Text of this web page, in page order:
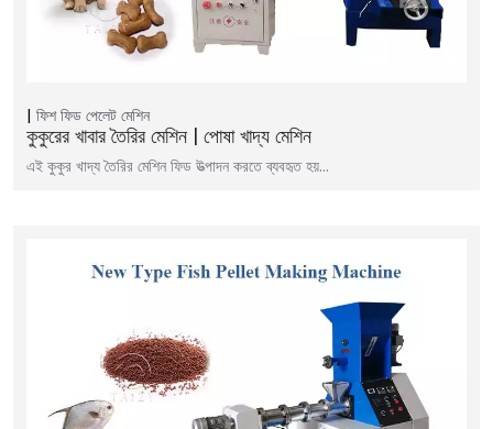
ফিশ ফিড পেলেট মেশিন
কুকুরের খাবার তৈরির মেশিন | পোষা খাদ্য মেশিন
এই কুকুর খাদ্য তৈরির মেশিন ফিড উত্পাদন করতে ব্যবহৃত হয়…